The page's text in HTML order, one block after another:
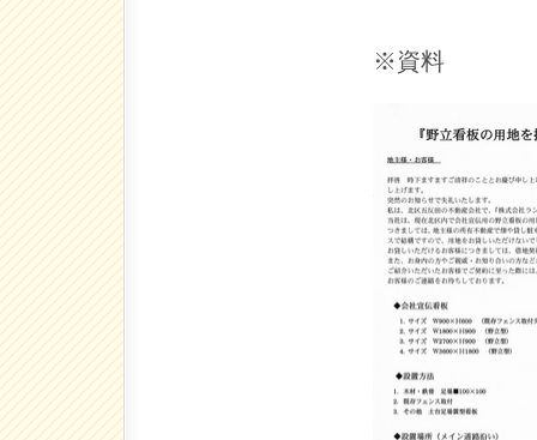
※資料